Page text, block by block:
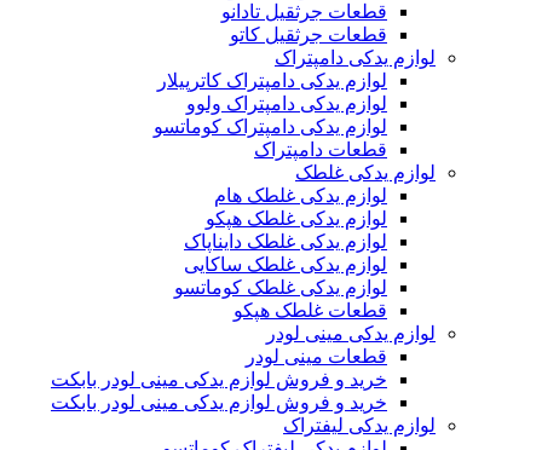
قطعات جرثقیل تادانو
قطعات جرثقیل کاتو
لوازم یدکی دامپتراک
لوازم یدکی دامپتراک کاترپیلار
لوازم یدکی دامپتراک ولوو
لوازم یدکی دامپتراک کوماتسو
قطعات دامپتراک
لوازم یدکی غلطک
لوازم یدکی غلطک هام
لوازم یدکی غلطک هپکو
لوازم یدکی غلطک دایناپاک
لوازم یدکی غلطک ساکایی
لوازم یدکی غلطک کوماتسو
قطعات غلطک هپکو
لوازم یدکی مینی لودر
قطعات مینی لودر
خرید و فروش لوازم یدکی مینی لودر بابکت
خرید و فروش لوازم یدکی مینی لودر بابکت
لوازم یدکی لیفتراک